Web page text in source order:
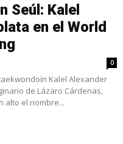
Seúl: Kalel
en el World
0
Kalel Alexander
de Lázaro Cárdenas,
alto el nombre...